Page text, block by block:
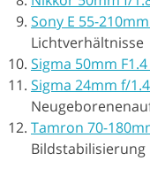
Sony E 55-
Lichtverhältnisse
Sigma 50mm F1.4
Sigma 24mm f/
Tamron 70-
Bildstabilisierung